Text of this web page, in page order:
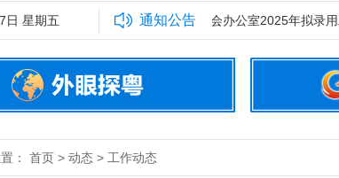
日 星期五 通知公告
中共广东省委外事工作委员会办公室2025年拟录用工
： 首页 > 动态 > 工作动态